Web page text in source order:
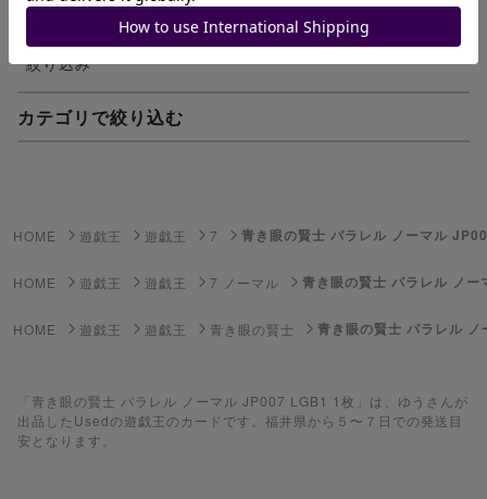
絞り込み
カテゴリで絞り込む
ポケカ（未開封BOX）
遊戯王（未開封BOX）
HOME 遊戯王 遊戯王 7 青き眼の賢士 パラレル ノーマル
HOME 遊戯王 遊戯王 7 ノーマル 青き眼の賢士 パラレル ノ
HOME 遊戯王 遊戯王 青き眼の賢士 青き眼の賢士 パラレル
「青き眼の賢士 パラレル ノーマル JP007 LGB1 1枚」は、ゆうさんが
出品したUsedの遊戯王のカードです。福井県から５〜７日での発送目
安となります。